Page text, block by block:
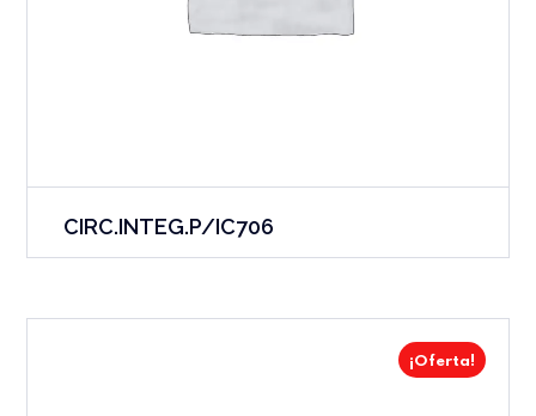
CIRC.INTEG.P/IC706
¡Oferta!